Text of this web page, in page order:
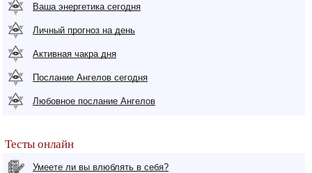
Ваша энергетика сегодня
Личный прогноз на день
Активная чакра дня
Послание Ангелов сегодня
Любовное послание Ангелов
Тесты онлайн
Умеете ли вы влюблять в себя?